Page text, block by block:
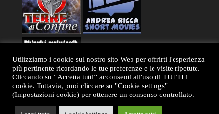
Utilizziamo i cookie sul nostro sito Web per offrirti l'esperienza
più pertinente ricordando le tue preferenze e le visite ripetute.
Cliccando su “Accetta tutti” acconsenti all'uso di TUTTI i
cookie. Tuttavia, puoi cliccare su "Cookie settings"
(Impostazioni cookie) per ottenere un consenso controllato.